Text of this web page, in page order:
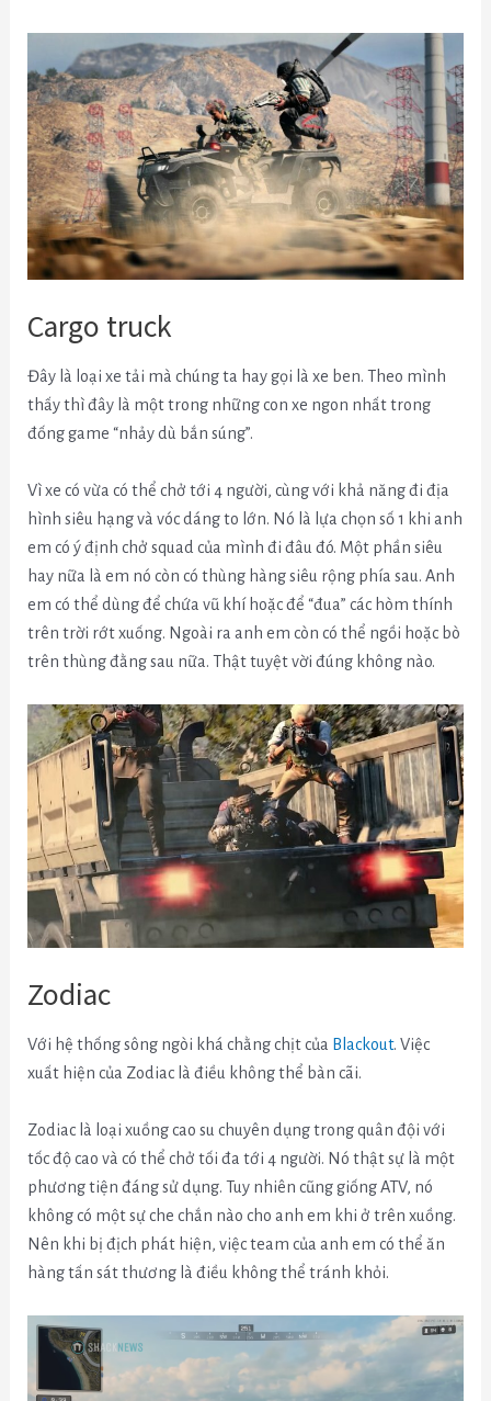
Cargo truck
Đây là loại xe tải mà chúng ta hay gọi là xe ben. Theo mình
thấy thì đây là một trong những con xe ngon nhất trong
đống game “nhảy dù bắn súng”.
Vì xe có vừa có thể chở tới 4 người, cùng với khả năng đi địa
hình siêu hạng và vóc dáng to lớn. Nó là lựa chọn số 1 khi anh
em có ý định chở squad của mình đi đâu đó. Một phần siêu
hay nữa là em nó còn có thùng hàng siêu rộng phía sau. Anh
em có thể dùng để chứa vũ khí hoặc để “đua” các hòm thính
trên trời rớt xuống. Ngoài ra anh em còn có thể ngồi hoặc bò
trên thùng đằng sau nữa. Thật tuyệt vời đúng không nào.
Zodiac
Với hệ thống sông ngòi khá chằng chịt của Blackout. Việc
xuất hiện của Zodiac là điều không thể bàn cãi.
Zodiac là loại xuồng cao su chuyên dụng trong quân đội với
tốc độ cao và có thể chở tối đa tới 4 người. Nó thật sự là một
phương tiện đáng sử dụng. Tuy nhiên cũng giống ATV, nó
không có một sự che chắn nào cho anh em khi ở trên xuồng.
Nên khi bị địch phát hiện, việc team của anh em có thể ăn
hàng tấn sát thương là điều không thể tránh khỏi.